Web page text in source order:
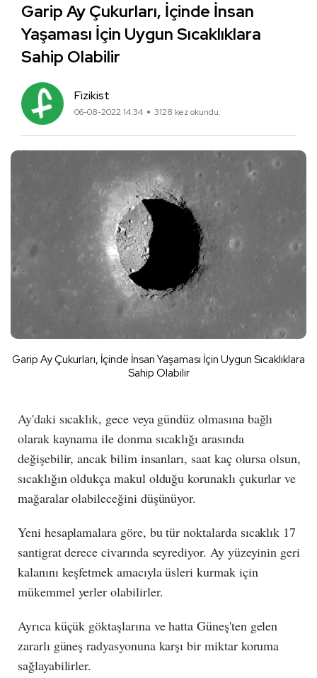
Garip Ay Çukurları, İçinde İnsan
Yaşaması İçin Uygun Sıcaklıklara
Sahip Olabilir
Fizikist
06-08-2022 14:34 3128 kez okundu.
Garip Ay Çukurları, İçinde İnsan Yaşaması İçin Uygun Sıcaklıklara
Sahip Olabilir
Ay'daki sıcaklık, gece veya gündüz olmasına bağlı
olarak kaynama ile donma sıcaklığı arasında
değişebilir, ancak bilim insanları, saat kaç olursa olsun,
sıcaklığın oldukça makul olduğu korunaklı çukurlar ve
mağaralar olabileceğini düşünüyor.
Yeni hesaplamalara göre, bu tür noktalarda sıcaklık 17
santigrat derece civarında seyrediyor. Ay yüzeyinin geri
kalanını keşfetmek amacıyla üsleri kurmak için
mükemmel yerler olabilirler.
Ayrıca küçük göktaşlarına ve hatta Güneş'ten gelen
zararlı güneş radyasyonuna karşı bir miktar koruma
sağlayabilirler.